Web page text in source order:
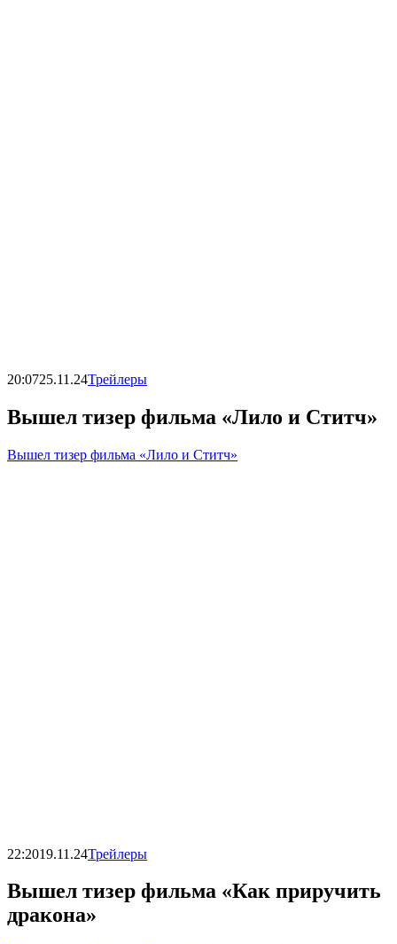
20:0725.11.24Трейлеры
Вышел тизер фильма «Лило и Ститч»
Вышел тизер фильма «Лило и Ститч»
22:2019.11.24Трейлеры
Вышел тизер фильма «Как приручить
дракона»